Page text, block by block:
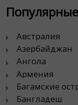
Австралия
Азербайджан
Ангола
Армения
Багамские
Бангладеш